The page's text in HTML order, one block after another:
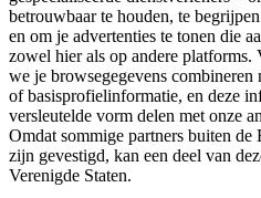
betrouwbaar te houden, te
en om je advertenties te tonen die
zowel hier als op andere platforms.
we je browsegegevens combineren
of basisprofielinformatie, en deze
versleutelde vorm delen met onze
Omdat sommige partners buiten
zijn gevestigd, kan een deel van
Verenigde Staten.